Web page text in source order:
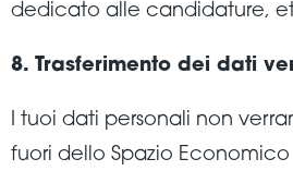
dedicato alle candidature,
8. Trasferimento dei dati
I tuoi dati personali non
fuori dello Spazio Economico